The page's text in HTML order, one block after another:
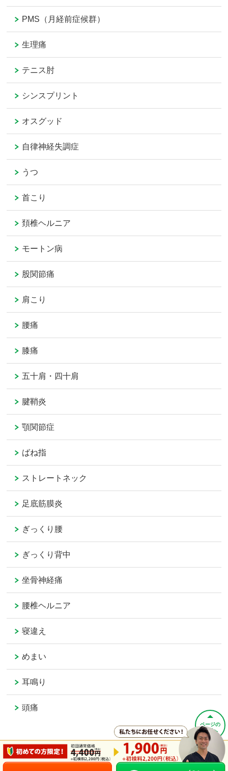
PMS（月経前症候群）
生理痛
テニス肘
シンスプリント
オスグッド
自律神経失調症
うつ
首こり
頚椎ヘルニア
モートン病
股関節痛
肩こり
腰痛
膝痛
五十肩・四十肩
腱鞘炎
顎関節症
ばね指
ストレートネック
足底筋膜炎
ぎっくり腰
ぎっくり背中
坐骨神経痛
腰椎ヘルニア
寝違え
めまい
耳鳴り
頭痛
ページの
先頭へ